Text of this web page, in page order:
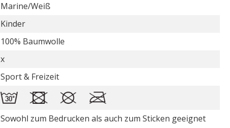
Marine/Weiß
Kinder
100% Baumwolle
x
Sport & Freizeit
Sowohl zum Bedrucken als auch zum Sticken geeignet